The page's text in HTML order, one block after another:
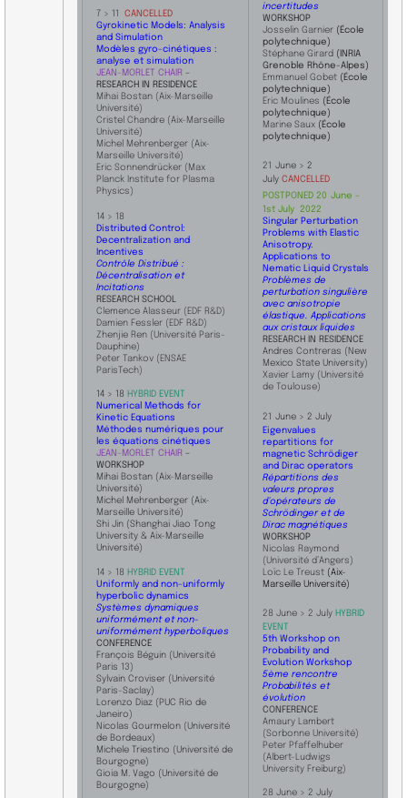
7 > 11 CANCELLED
Gyrokinetic Models: Analysis
and Simulation
Modèles gyro-cinétiques :
analyse et simulation
JEAN-MORLET CHAIR –
RESEARCH IN RESIDENCE
Mihai Bostan (Aix-Marseille
Université)
Cristel Chandre (Aix-Marseille
Université)
Michel Mehrenberger (Aix-
Marseille Université)
Eric Sonnendrücker (Max
Planck Institute for Plasma
Physics)
14 > 18
Distributed Control:
Decentralization and
Incentives
Contrôle Distribué :
Décentralisation et
Incitations
​RESEARCH SCHOOL
Clemence Alasseur (EDF R&D)
Damien Fessler (EDF R&D)
Zhenjie Ren (Université Paris-
Dauphine)
Peter Tankov (ENSAE
ParisTech)
14 > 18 HYBRID EVENT
Numerical Methods for
Kinetic Equations
Méthodes numériques pour
les équations cinétiques
JEAN-MORLET CHAIR –
WORKSHOP
Mihai Bostan (Aix-Marseille
Université)
Michel Mehrenberger (Aix-
Marseille Université)
Shi Jin (Shanghai Jiao Tong
University & Aix-Marseille
Université)
​14 > 18 HYBRID EVENT
Uniformly and non-uniformly
hyperbolic dynamics
Systèmes dynamiques
uniformément et non-
uniformément hyperboliques
​CONFERENCE
François Béguin (Université
Paris 13)
Sylvain Croviser (Université
Paris-Saclay)
Lorenzo Diaz (PUC Rio de
Janeiro)
Nicolas Gourmelon (Université
de Bordeaux)
Michele Triestino (Université de
Bourgogne)
Gioia M. Vago (Université de
Bourgogne)
incertitudes
WORKSHOP
Josselin Garnier (École
polytechnique)
Stéphane Girard (INRIA
Grenoble Rhône-Alpes)
Emmanuel Gobet (École
polytechnique)
Eric Moulines (École
polytechnique)
Marine Saux (École
polytechnique)
​21 June > 2
July CANCELLED
POSTPONED 20 June –
1st July 2022
Singular Perturbation
Problems with Elastic
Anisotropy.
Applications to
Nematic Liquid Crystals
Problèmes de
perturbation singulière
avec anisotropie
élastique. Applications
aux cristaux liquides
RESEARCH IN RESIDENCE
And res Contreras ( New
Mexico State University)
Xavier Lamy (Université
de Toulouse)
21 June > 2 July
Eigenvalues
repartitions for
magnetic Schrödiger
and Dirac operators
Répartitions des
valeurs propres
d’opérateurs de
Schrödinger et de
Dirac magnétiques
WORKSHOP
Nicolas Raymond
(Université d’Angers)
Loïc Le Treust (Aix-
Marseille Université)
28 June > 2 July HYBRID
EVENT
5th Workshop on
Probability and
Evolution Workshop ​
5ème rencontre
Probabilités et
évolution
CONFERENCE
Amaury Lambert
(Sorbonne Université)
Peter Pfaffelhuber
(Albert-Ludwigs
University Freiburg)
28 June > 2 July